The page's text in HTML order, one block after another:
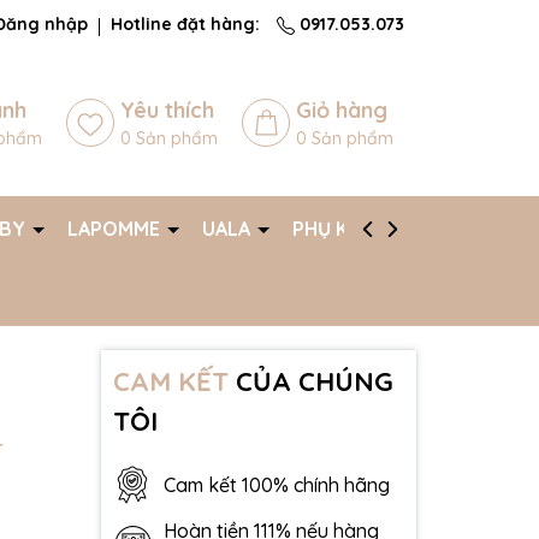
nhập Hotline đặt hàng: 0917.053.073
Yêu thích
0 Sản phẩm
Giỏ hàng
0 Sản phẩm
LAPOMME UALA PHỤ KIỆN
CAM KẾTCỦA CHÚNG
TÔI
Cam kết 100% chính hãng
Hoàn tiền 111% nếu hàng